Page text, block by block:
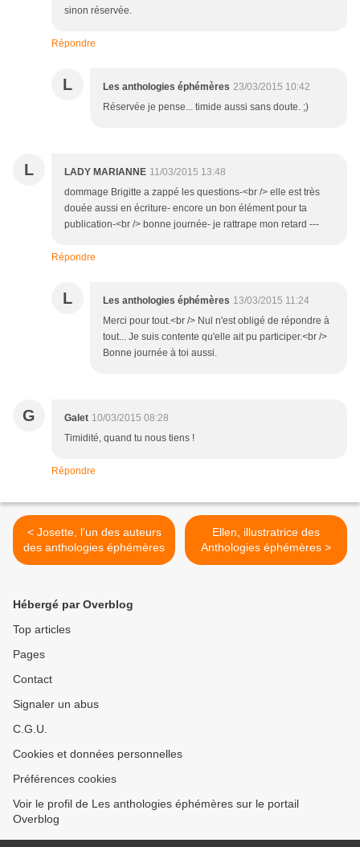
sinon réservée.
Répondre
L Les anthologies éphémères 23/03/2015 10:42
Réservée je pense... timide aussi sans doute. ;)
L LADY MARIANNE 11/03/2015 13:48
dommage Brigitte a zappé les questions-<br /> elle est très
douée aussi en écriture- encore un bon élément pour ta
publication-<br /> bonne journée- je rattrape mon retard ---
Répondre
L Les anthologies éphémères 13/03/2015 11:24
Merci pour tout.<br /> Nul n'est obligé de répondre à
tout... Je suis contente qu'elle ait pu participer.<br />
Bonne journée à toi aussi.
G Galet 10/03/2015 08:28
Timidité, quand tu nous tiens !
Répondre
< Josette, l'un des auteurs
des anthologies éphémères
Ellen, illustratrice des
Anthologies éphémères >
Hébergé par Overblog
Top articles
Pages
Contact
Signaler un abus
C.G.U.
Cookies et données personnelles
Préférences cookies
Voir le profil de Les anthologies éphémères sur le portail
Overblog